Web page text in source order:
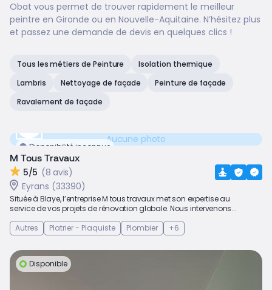
Obat vous permet de trouver rapidement le meilleur
peintre en Gironde ou en Nouvelle-Aquitaine. N’hésitez plus
et passez une demande de devis en quelques clics !
Tous les métiers de Peinture
Isolation thermique
Lambris
Nettoyage de façade
Peinture de façade
Ravalement de façade
Disponibilité inconnue
Aucune photo
M Tous Travaux
5/5 (8 avis)
Eyrans (33390)
Située à Blaye, l’entreprise M tous travaux met son expertise au
service de vos projets de rénovation globale. Nous intervenons...
Autres
Platrier - Plaquiste Plombier +6
Disponible